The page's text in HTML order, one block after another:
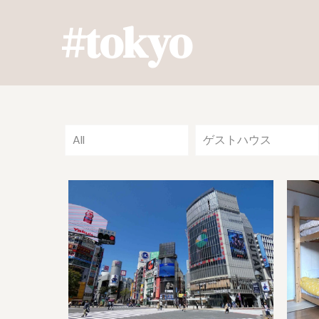
#tokyo
All ゲストハウス